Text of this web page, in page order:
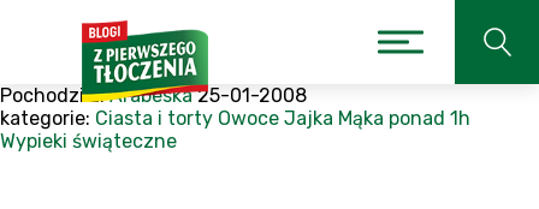
Pochodzi z:Arabeska 25-01-2008
kategorie: Ciasta i torty Owoce Jajka Mąka ponad 1h
Wypieki świąteczne